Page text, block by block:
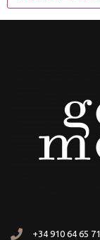
+34 910 64 65 71